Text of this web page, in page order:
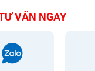
VẤN NGAY